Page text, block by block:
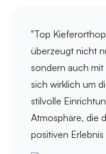
"Top
überzeugt nicht
sondern auch
sich wirklich um
stilvolle
Atmosphäre, die
positiven